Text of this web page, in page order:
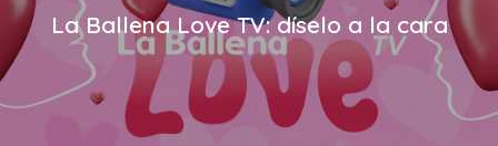
La Ballena Love TV: díselo a la cara